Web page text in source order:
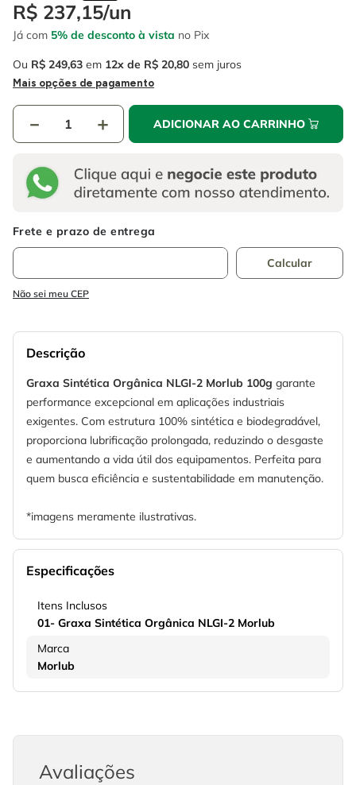
R$ 237,15/un
Já com 5% de desconto à vista no Pix
Ou R$ 249,63 em 12 R$ 20,80 sem juros
Mais opções de pagamento
＋
－ ADICIONAR AO CARRINHO
Não sei meu CEP
Descrição
Graxa Sintética Orgânica NLGI-2 Morlub 100g garante
performance excepcional em aplicações industriais
exigentes. Com estrutura 100% sintética e biodegradável,
proporciona lubrificação prolongada, reduzindo o desgaste
e aumentando a vida útil dos equipamentos. Perfeita para
quem busca eficiência e sustentabilidade em manutenção.
*imagens meramente ilustrativas.
Especificações
Itens Inclusos
01- Graxa Sintética Orgânica NLGI-2 Morlub
Marca
Morlub
Avaliações
6 º fio
7º serra copo
8º disco corte
luva
º escada
º serra circular
º fio
disco corte
luva